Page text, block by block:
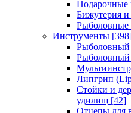
Подарочные
Бижутерия
Рыболовные
Инструменты
Рыболовный
Рыболовный
Липгрип
Стойки и
удилищ [42]